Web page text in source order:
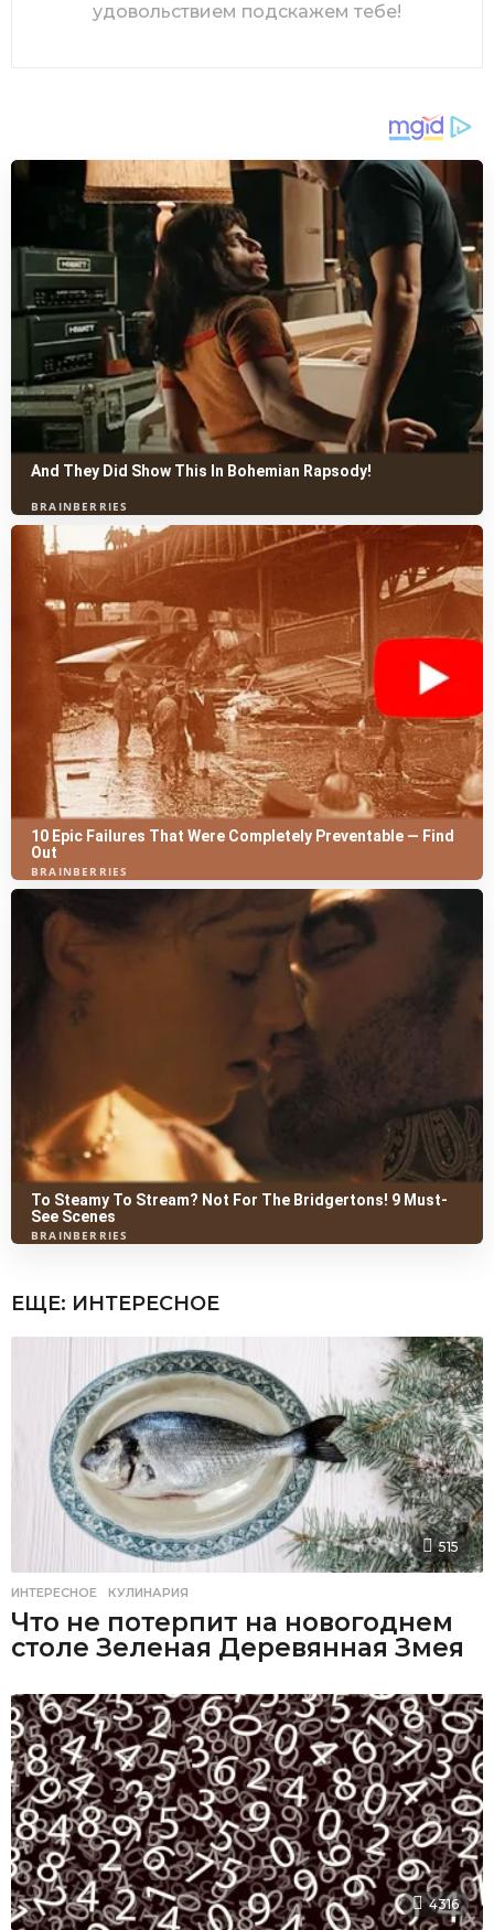
удовольствием подскажем тебе!
ЕЩЕ: ИНТЕРЕСНОЕ
515
ИНТЕРЕСНОЕ ,КУЛИНАРИЯ
Что не потерпит на новогоднем
столе Зеленая Деревянная Змея
4316